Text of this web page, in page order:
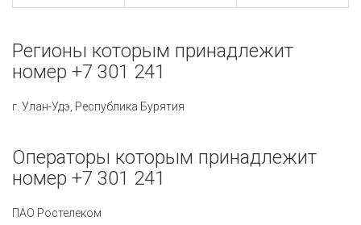
Регионы которым принадлежит
номер +7 301 241
г. Улан-Удэ, Республика Бурятия
Операторы которым принадлежит
номер +7 301 241
ПАО Ростелеком